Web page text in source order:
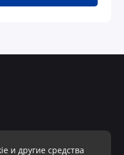
и другие средства